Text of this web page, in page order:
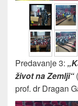
Predavanje 3:
život na Zemlji“
prof. dr Dragan